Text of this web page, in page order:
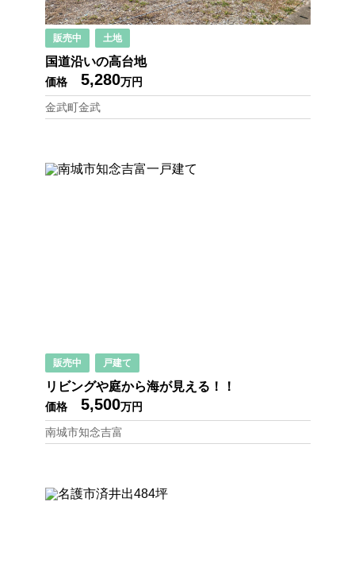
販売中 土地
国道沿いの高台地
価格 5,280万円
金武町金武
販売中 戸建て
リビングや庭から海が見える！！
価格 5,500万円
南城市知念吉富